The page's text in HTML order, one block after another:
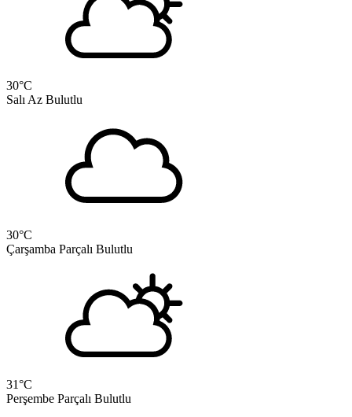
30°C
Salı Az Bulutlu
30°C
Çarşamba Parçalı Bulutlu
31°C
Perşembe Parçalı Bulutlu